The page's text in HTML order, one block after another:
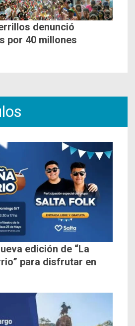
denunció
por 40 millones
edición de “La
para disfrutar en